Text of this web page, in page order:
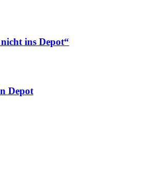
ins Depot“
Depot